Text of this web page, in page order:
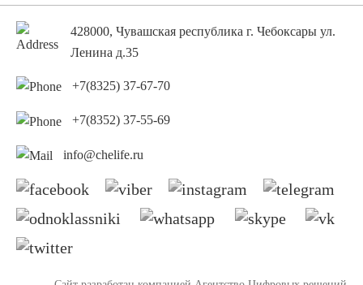
428000, Чувашская республика г. Чебоксары ул.
Ленина д.35
+7(8325) 37-67-70
+7(8352) 37-55-69
info@chelife.ru